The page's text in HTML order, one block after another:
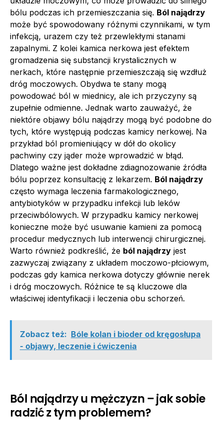
bólu podczas ich przemieszczania się. Ból najądrzy
może być spowodowany różnymi czynnikami, w tym
infekcją, urazem czy też przewlekłymi stanami
zapalnymi. Z kolei kamica nerkowa jest efektem
gromadzenia się substancji krystalicznych w
nerkach, które następnie przemieszczają się wzdłuż
dróg moczowych. Obydwa te stany mogą
powodować ból w miednicy, ale ich przyczyny są
zupełnie odmienne. Jednak warto zauważyć, że
niektóre objawy bólu najądrzy mogą być podobne do
tych, które występują podczas kamicy nerkowej. Na
przykład ból promieniujący w dół do okolicy
pachwiny czy jąder może wprowadzić w błąd.
Dlatego ważne jest dokładne zdiagnozowanie źródła
bólu poprzez konsultację z lekarzem. Ból najądrzy
często wymaga leczenia farmakologicznego,
antybiotyków w przypadku infekcji lub leków
przeciwbólowych. W przypadku kamicy nerkowej
konieczne może być usuwanie kamieni za pomocą
procedur medycznych lub interwencji chirurgicznej.
Warto również podkreślić, że ból najądrzy jest
zazwyczaj związany z układem moczowo-płciowym,
podczas gdy kamica nerkowa dotyczy głównie nerek
i dróg moczowych. Różnice te są kluczowe dla
właściwej identyfikacji i leczenia obu schorzeń.
Zobacz też: Bóle kolan i bioder od kręgosłupa
- objawy, leczenie i ćwiczenia
Ból najądrzy u mężczyzn – jak sobie
radzić z tym problemem?